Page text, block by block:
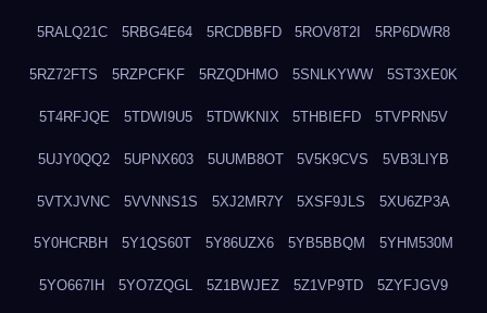
5RALQ21C 5RBG4E64 5RCDBBFD 5ROV8T2I 5RP6DWR8
5RZ72FTS 5RZPCFKF 5RZQDHMO 5SNLKYWW 5ST3XE0K
5T4RFJQE 5TDWI9U5 5TDWKNIX 5THBIEFD 5TVPRN5V
5UJY0QQ2 5UPNX603 5UUMB8OT 5V5K9CVS 5VB3LIYB
5VTXJVNC 5VVNNS1S 5XJ2MR7Y 5XSF9JLS 5XU6ZP3A
5Y0HCRBH 5Y1QS60T 5Y86UZX6 5YB5BBQM 5YHM530M
5YO667IH 5YO7ZQGL 5Z1BWJEZ 5Z1VP9TD 5ZYFJGV9